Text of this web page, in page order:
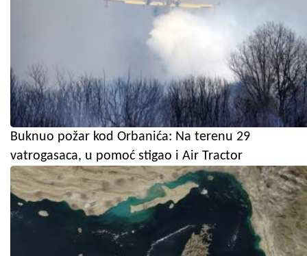
Buknuo požar kod Orbanića: Na terenu 29
vatrogasaca, u pomoć stigao i Air Tractor